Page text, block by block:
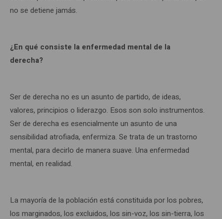
no se detiene jamás.
¿En qué consiste la enfermedad mental de la
derecha?
Ser de derecha no es un asunto de partido, de ideas,
valores, principios o liderazgo. Esos son solo instrumentos.
Ser de derecha es esencialmente un asunto de una
sensibilidad atrofiada, enfermiza. Se trata de un trastorno
mental, para decirlo de manera suave. Una enfermedad
mental, en realidad.
La mayoría de la población está constituida por los pobres,
los marginados, los excluidos, los sin-voz, los sin-tierra, los